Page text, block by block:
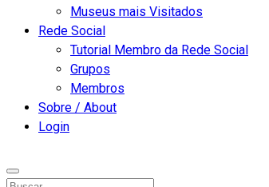
Museus mais Visitados
Rede Social
Tutorial Membro da Rede Social
Grupos
Membros
Sobre / About
Login